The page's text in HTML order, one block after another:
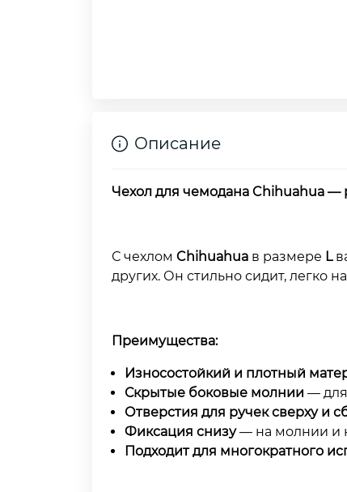
Описание
Чехол для чемодана Chihuahua —
С чехлом Chihuahua в размере L
других. Он стильно сидит, легко
Преимущества:
Износостойкий и плотный
Скрытые боковые молнии — для
Отверстия для ручек сверху и
Фиксация снизу— на молнии и
Подходит для многократного